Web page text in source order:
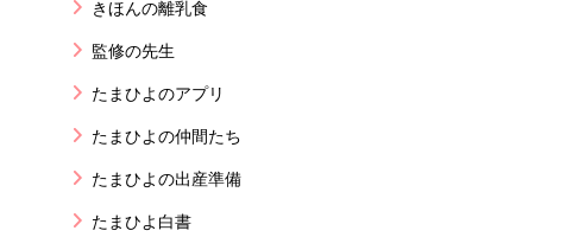
きほんの離乳食
監修の先生
たまひよのアプリ
たまひよの仲間たち
たまひよの出産準備
たまひよ白書